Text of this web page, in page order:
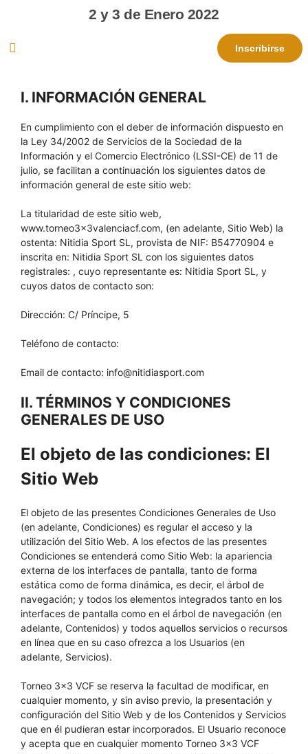
2 y 3 de Enero 2022
Inscribirse
I. INFORMACIÓN GENERAL
En cumplimiento con el deber de información dispuesto en
la Ley 34/2002 de Servicios de la Sociedad de la
Información y el Comercio Electrónico (LSSI-CE) de 11 de
julio, se facilitan a continuación los siguientes datos de
información general de este sitio web:
La titularidad de este sitio web,
www.torneo3x3valenciacf.com, (en adelante, Sitio Web) la
ostenta: Nitidia Sport SL, provista de NIF: B54770904 e
inscrita en: Nitidia Sport SL con los siguientes datos
registrales: , cuyo representante es: Nitidia Sport SL, y
cuyos datos de contacto son:
Dirección: C/ Príncipe, 5
Teléfono de contacto:
Email de contacto: info@nitidiasport.com
II. TÉRMINOS Y CONDICIONES
GENERALES DE USO
El objeto de las condiciones: El
Sitio Web
El objeto de las presentes Condiciones Generales de Uso
(en adelante, Condiciones) es regular el acceso y la
utilización del Sitio Web. A los efectos de las presentes
Condiciones se entenderá como Sitio Web: la apariencia
externa de los interfaces de pantalla, tanto de forma
estática como de forma dinámica, es decir, el árbol de
navegación; y todos los elementos integrados tanto en los
interfaces de pantalla como en el árbol de navegación (en
adelante, Contenidos) y todos aquellos servicios o recursos
en línea que en su caso ofrezca a los Usuarios (en
adelante, Servicios).
Torneo 3×3 VCF se reserva la facultad de modificar, en
cualquier momento, y sin aviso previo, la presentación y
configuración del Sitio Web y de los Contenidos y Servicios
que en él pudieran estar incorporados. El Usuario reconoce
y acepta que en cualquier momento Torneo 3×3 VCF